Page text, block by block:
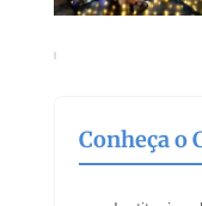
Conheça o